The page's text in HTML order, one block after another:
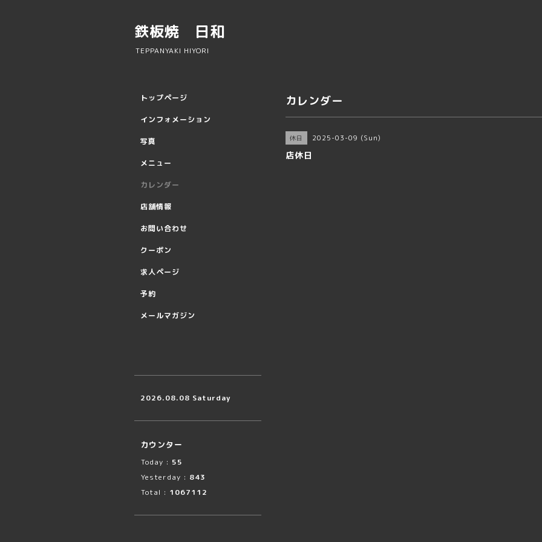
鉄板焼 日和
TEPPANYAKI HIYORI
カレンダー
休日 2025-03-09 (Sun)
店休日
トップページ
インフォメーション
写真
メニュー
カレンダー
店舗情報
お問い合わせ
クーポン
求人ページ
予約
メールマガジン
2026.08.08 Saturday
カウンター
Today : 55
Yesterday : 843
Total : 1067112